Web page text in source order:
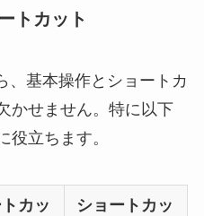
トカット
、基本操作とショートカ
かせません。特に以下
役立ちます。
カッ
ショートカッ